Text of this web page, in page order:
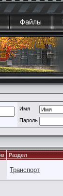
Файлы
Имя
Пароль
Раздел
Транспорт